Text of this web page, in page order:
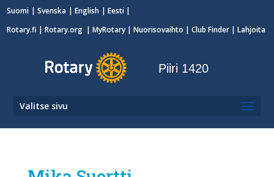
Suomi Svenska English
Eesti
Rotary.fi |Rotary.org |MyRotary |Nuorisovaihto | Club Finder | Lahjoita
Piiri 1420
Valitse sivu